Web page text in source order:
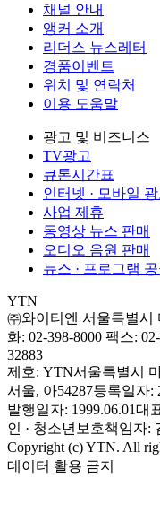
채널 안내
앵커 소개
리더스 뉴스레터
경품이벤트
위치 및 연락처
이용 도움말
광고 및 비즈니스
TV광고
큐톤시간표
인터넷 · 모바일 광
사업 제휴
동영상 뉴스 판매
오디오 음원 판매
뉴스 · 프로그램
YTN
㈜와이티엔 서울특별시
화: 02-398-8000 팩스:
32883
제호: YTN서울특별시
서울, 아54287등록일자:
발행일자: 1999.06.01대
인 · 청소년보호책임자:
Copyright (c) YTN. All
데이터 활용 금지